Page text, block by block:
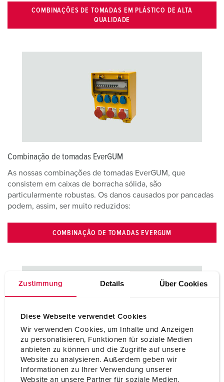
Zustimmung Details Über Cookies
Diese Webseite verwendet Cookies
Wir verwenden Cookies, um Inhalte und Anzeigen
zu personalisieren, Funktionen für soziale Medien
anbieten zu können und die Zugriffe auf unsere
Website zu analysieren. Außerdem geben wir
Informationen zu Ihrer Verwendung unserer
Website an unsere Partner für soziale Medien,
COMBINAÇÕES DE TOMADAS EM PLÁSTICO DE ALTA
QUALIDADE
Combinação de tomadas EverGUM
As nossas combinações de tomadas EverGUM, que
consistem em caixas de borracha sólida, são
particularmente robustas. Os danos causados por pancadas
podem, assim, ser muito reduzidos:
COMBINAÇÃO DE TOMADAS EVERGUM
Acessórios